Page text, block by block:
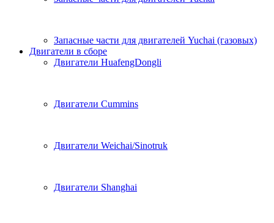
Запасные части для двигателей Yuchai (газовых)
Двигатели в сборе
Двигатели HuafengDongli
Двигатели Cummins
Двигатели Weichai/Sinotruk
Двигатели Shanghai